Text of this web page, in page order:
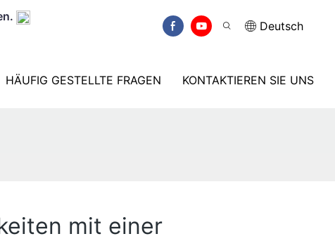
Deutsch
HÄUFIG GESTELLTE FRAGEN KONTAKTIEREN SIE UNS
mit einer